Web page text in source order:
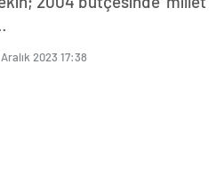
2023 17:38